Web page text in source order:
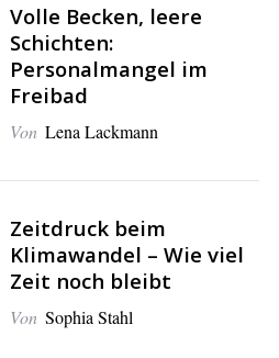
Volle Becken, leere
Schichten:
Personalmangel im
Freibad
Von Lena Lackmann
Zeitdruck beim
Klimawandel – Wie viel
Zeit noch bleibt
Von Sophia Stahl